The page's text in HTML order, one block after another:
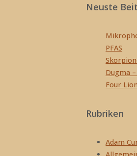
Neuste
PFAS
Dugma
Four
Rubriken
Adam